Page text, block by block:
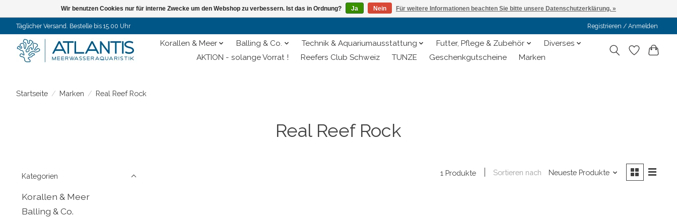
Täglicher Versand. Bestelle bis 15.00 Uhr Registrieren / Anmelden
Korallen & Meer Balling & Co. Technik & Aquariumausstattung Futter, Pflege & Zubehör
Diverses
AKTION - solange Vorrat !
Reefers Club Schweiz TUNZE Geschenkgutscheine Marken
Startseite / Marken / Real Reef Rock
Real Reef Rock
Kategorien
Korallen & Meer
Balling & Co.
1 Produkte Sortieren nach Neueste Produkte
Wir benutzen Cookies nur für interne Zwecke um den Webshop zu verbessern. Ist das in Ordnung? Ja Nein Für weitere Informationen beachten Sie bitte unsere Datenschutzerklärung. »